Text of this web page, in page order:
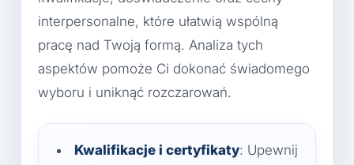
interpersonalne, które ułatwią wspólną
pracę nad Twoją formą. Analiza tych
aspektów pomoże Ci dokonać świadomego
wyboru i uniknąć rozczarowań.
Kwalifikacje i certyfikaty: Upewnij